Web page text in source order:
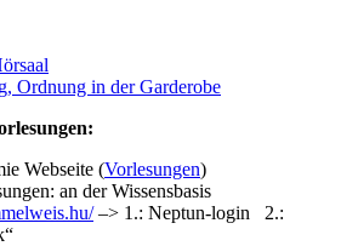
Ordnung in der Garderobe
Webseite (Vorlesungen)
an der Wissensbasis
–> 1.: Neptun-login 2.: